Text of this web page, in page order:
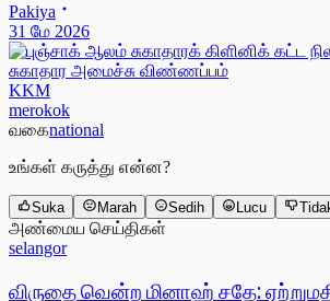
Pakiya
31 மே 2026
KKM
merokok
வகைnational
உங்கள் கருத்து என்ன?
Suka Marah Sedih Lucu
அண்மைய செய்திகள்
selangor
விருதை வென்ற மினாஹ் சதே: